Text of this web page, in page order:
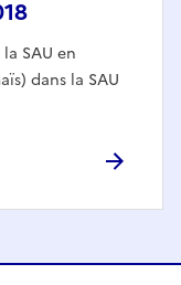
SAU en
dans la SAU